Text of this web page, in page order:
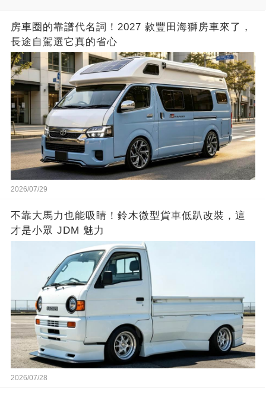
房車圈的靠譜代名詞！2027 款豐田海獅房車來了，
長途自駕選它真的省心
2026/07/29
不靠大馬力也能吸睛！鈴木微型貨車低趴改裝，這
才是小眾 JDM 魅力
2026/07/28